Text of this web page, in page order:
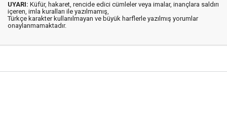
UYARI: Küfür, hakaret, rencide edici cümleler veya imalar, inançlara saldırı
içeren, imla kuralları ile yazılmamış,
Türkçe karakter kullanılmayan ve büyük harflerle yazılmış yorumlar
onaylanmamaktadır.